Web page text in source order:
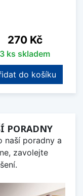
Cena
270 Kč
3 ks skladem
do košíku
PORADNY
naší poradny a
zavolejte